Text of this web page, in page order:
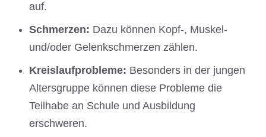
auf.
Schmerzen: Dazu können Kopf-, Muskel-
und/oder Gelenkschmerzen zählen.
Kreislaufprobleme: Besonders in der jungen
Altersgruppe können diese Probleme die
Teilhabe an Schule und Ausbildung
erschweren.